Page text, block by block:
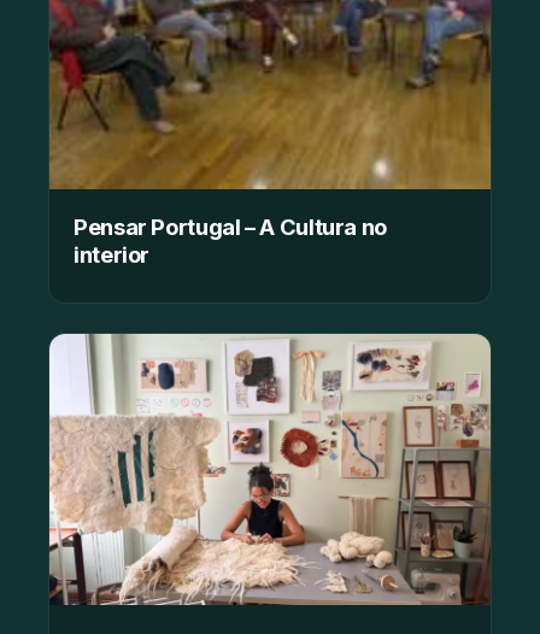
Pensar Portugal – A Cultura no
interior